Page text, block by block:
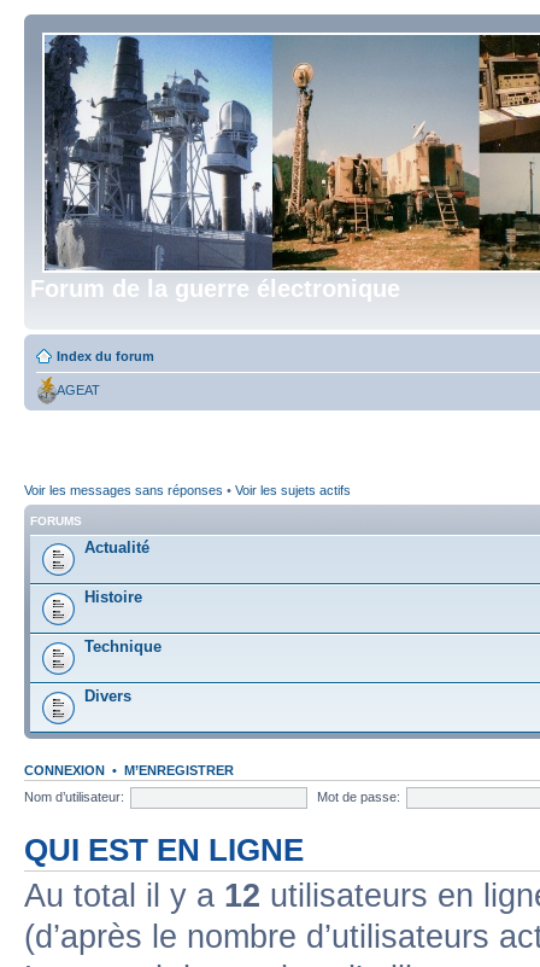
Forum de la guerre électronique
Index du forum
AGEAT
Voir les messages sans réponses • Voir les sujets actifs
FORUMS
Actualité
Histoire
Technique
Divers
CONNEXION • M’ENREGISTRER
Nom d’utilisateur:
Mot de passe:
QUI EST EN LIGNE
Au total il y a 12 utilisateurs en
(d’après le nombre d’utilisateurs